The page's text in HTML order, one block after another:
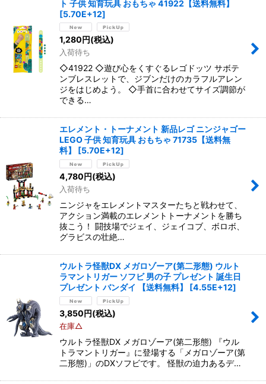
ト 子供 知育玩具 おもちゃ 41922【送料無料】
[5.70E+12]
1,280円(税込)
入荷待ち
◇41922 ◇遊び心をくすぐるレゴドッツ サボテ
ンブレスレットで、ジブンだけのカラフルアレン
ジをはじめよう。 ◇手首に合わせてサイズ調節が
できる…
エレメント・トーナメント 新品レゴ ニンジャゴー
LEGO 子供 知育玩具 おもちゃ 71735【送料無
料】
[5.70E+12]
4,780円(税込)
入荷待ち
ニンジャをエレメントマスターたちと戦わせて、
アクション満載のエレメントトーナメントを勝ち
抜こう！ 闘技場でジェイ、ジェイコブ、ボロボ、
グラビスの壮絶…
ウルトラ怪獣DX メガロゾーア(第二形態) ウルト
ラマントリガー ソフビ 男の子 プレゼント 誕生日
プレゼント バンダイ 【送料無料】
[4.55E+12]
3,850円(税込)
在庫△
ウルトラ怪獣DX メガロゾーア(第二形態) 『ウル
トラマントリガー』に登場する「メガロゾーア(第
二形態)」のDXソフビです。 怪獣の迫力あるデ…